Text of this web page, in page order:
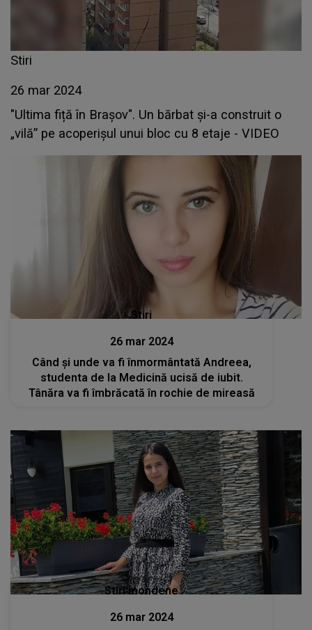
Stiri
26 mar 2024
"Ultima fiță în Brașov". Un bărbat și-a construit o
„vilă” pe acoperișul unui bloc cu 8 etaje - VIDEO
Stiri
26 mar 2024
Când și unde va fi înmormântată Andreea,
studenta de la Medicină ucisă de iubit.
Tânăra va fi îmbrăcată în rochie de mireasă
Stiri mondene
26 mar 2024